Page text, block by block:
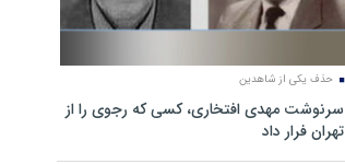
حذف یکی از شاهدین
سرنوشت مهدی افتخاری، کسی که رجوی را از
تهران فرار داد